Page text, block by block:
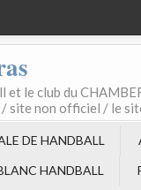
et le club du
site non officiel / le
DE HANDBALL
HANDBALL